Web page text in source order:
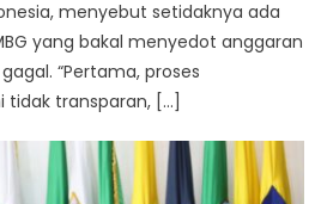
menyebut setidaknya ada
yang bakal menyedot anggaran
“Pertama, proses
tidak transparan, […]